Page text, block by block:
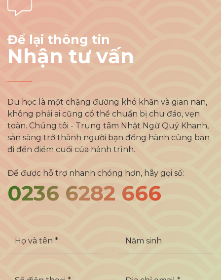
Để lại thông tin
Nhận tư vấn
Du học là một chặng đường khó khăn và gian nan,
không phải ai cũng có thể chuẩn bị chu đáo, vẹn
toàn. Chúng tôi - Trung tâm Nhật Ngữ Quý Khanh,
sẵn sàng trở thành người bạn đồng hành cùng bạn
đi đến điểm cuối của hành trình.
Để được hỗ trợ nhanh chóng hơn, hãy gọi số:
0236 6282 666